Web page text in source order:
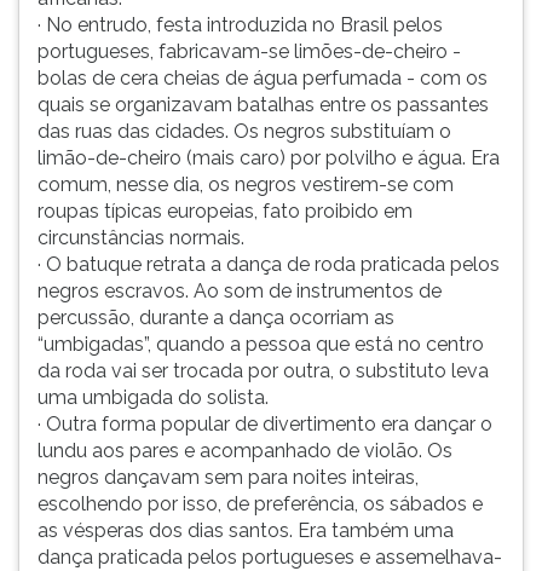
· No entrudo, festa introduzida no Brasil pelos
portugueses, fabricavam-se limões-de-cheiro -
bolas de cera cheias de água perfumada - com os
quais se organizavam batalhas entre os passantes
das ruas das cidades. Os negros substituíam o
limão-de-cheiro (mais caro) por polvilho e água. Era
comum, nesse dia, os negros vestirem-se com
roupas típicas europeias, fato proibido em
circunstâncias normais.
· O batuque retrata a dança de roda praticada pelos
negros escravos. Ao som de instrumentos de
percussão, durante a dança ocorriam as
“umbigadas”, quando a pessoa que está no centro
da roda vai ser trocada por outra, o substituto leva
uma umbigada do solista.
· Outra forma popular de divertimento era dançar o
lundu aos pares e acompanhado de violão. Os
negros dançavam sem para noites inteiras,
escolhendo por isso, de preferência, os sábados e
as vésperas dos dias santos. Era também uma
dança praticada pelos portugueses e assemelhava-